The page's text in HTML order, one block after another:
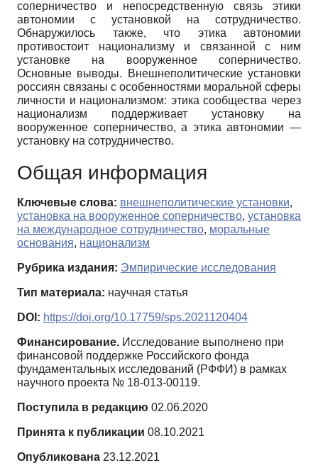
соперничество и непосредственную связь этики
автономии с установкой на сотрудничество.
Обнаружилось также, что этика автономии
противостоит национализму и связанной с ним
установке на вооруженное соперничество.
Основные выводы. Внешнеполитические установки
россиян связаны с особенностями моральной сферы
личности и национализмом: этика сообщества через
национализм поддерживает установку на
вооруженное соперничество, а этика автономии —
установку на сотрудничество.
Общая информация
Ключевые слова: внешнеполитические установки,
установка на вооруженное соперничество, установка
на международное сотрудничество, моральные
основания, национализм
Рубрика издания: Эмпирические исследования
Тип материала: научная статья
DOI: https://doi.org/10.17759/sps.2021120404
Финансирование. Исследование выполнено при
финансовой поддержке Российского фонда
фундаментальных исследований (РФФИ) в рамках
научного проекта № 18-013-00119.
Поступила в редакцию 02.06.2020
Принята к публикации 08.10.2021
Опубликована 23.12.2021